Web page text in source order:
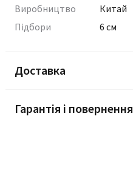
Виробництво
Китай
Підбори
6 см
Доставка
Гарантія і повернення